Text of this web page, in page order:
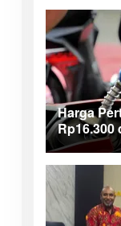
Harga
Rp16.300